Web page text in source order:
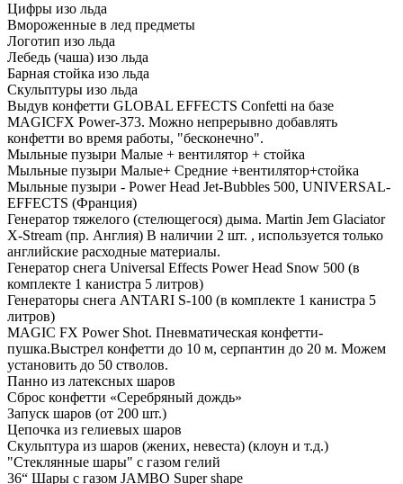
Цифры изо льда
Вмороженные в лед предметы
Логотип изо льда
Лебедь (чаша) изо льда
Барная стойка изо льда
Скульптуры изо льда
Выдув конфетти GLOBAL EFFECTS Confetti на базе
MAGICFX Power-373. Можно непрерывно добавлять
конфетти во время работы, "бесконечно".
Мыльные пузыри Малые + вентилятор + стойка
Мыльные пузыри Малые+ Средние +вентилятор+стойка
Мыльные пузыри - Power Head Jet-Bubbles 500, UNIVERSAL-
EFFECTS (Франция)
Генератор тяжелого (стелющегося) дыма. Martin Jem Glaciator
X-Stream (пр. Англия) В наличии 2 шт. , используется только
английские расходные материалы.
Генератор снега Universal Effects Power Head Snow 500 (в
комплекте 1 канистра 5 литров)
Генераторы снега ANTARI S-100 (в комплекте 1 канистра 5
литров)
MAGIC FX Power Shot. Пневматическая конфетти-
пушка.Выстрел конфетти до 10 м, серпантин до 20 м. Можем
установить до 50 стволов.
Панно из латексных шаров
Сброс конфетти «Серебряный дождь»
Запуск шаров (от 200 шт.)
Цепочка из гелиевых шаров
Скульптура из шаров (жених, невеста) (клоун и т.д.)
"Стеклянные шары" с газом гелий
36“ Шары с газом JAMBO Super shape